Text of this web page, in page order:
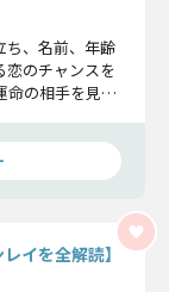
ち、名前、年齢
恋のチャンスを
命の相手を見極
イを全解読】